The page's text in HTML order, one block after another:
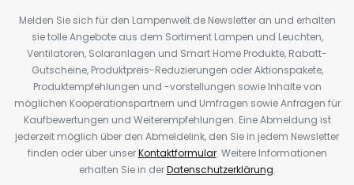
Melden Sie sich für den Lampenwelt.de Newsletter an und erhalten
sie tolle Angebote aus dem Sortiment Lampen und Leuchten,
Ventilatoren, Solaranlagen und Smart Home Produkte, Rabatt-
Gutscheine, Produktpreis-Reduzierungen oder Aktionspakete,
Produktempfehlungen und -vorstellungen sowie Inhalte von
möglichen Kooperationspartnern und Umfragen sowie Anfragen für
Kaufbewertungen und Weiterempfehlungen. Eine Abmeldung ist
jederzeit möglich über den Abmeldelink, den Sie in jedem Newsletter
finden oder über unserKontaktformular. Weitere Informationen
erhalten Sie in derDatenschutzerklärung.